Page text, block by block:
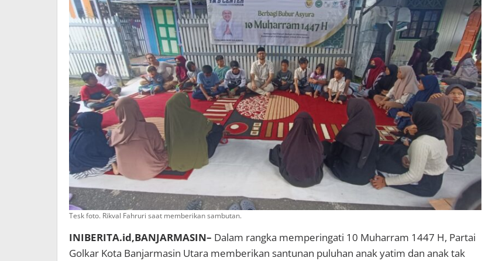
Tesk foto. Rikval Fahruri saat memberikan sambutan.
INIBERITA.id,BANJARMASIN– Dalam rangka memperingati 10 Muharram 1447 H, Partai
Golkar Kota Banjarmasin Utara memberikan santunan puluhan anak yatim dan anak tak